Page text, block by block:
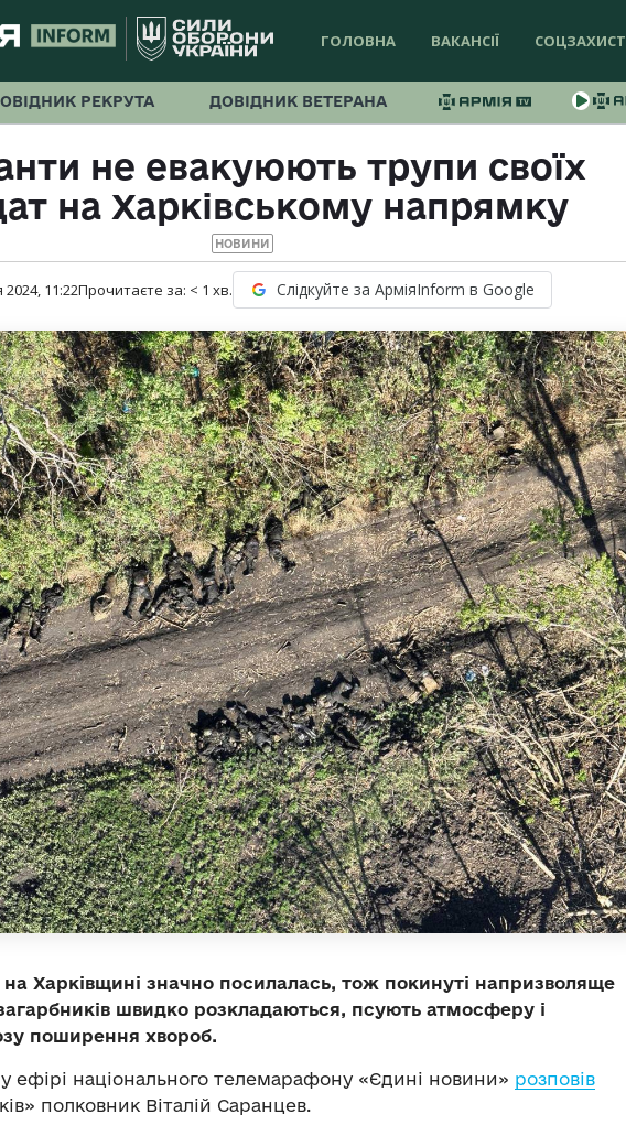
ГОЛОВНА ВАКАНСІЇ СОЦЗАХИСТ
РЕКРУТА ДОВІДНИК ВЕТЕРАНА
не евакуюють трупи своїх
на Харківському напрямку
НОВИНИ
11:22Прочитаєте за: < 1 хв. Слідкуйте за АрміяInform в Google
на Харківщині значно посилалась, тож покинуті напризволяще
швидко розкладаються, псують атмосферу і
поширення хвороб.
ефірі національного телемарафону «Єдині новини» розповів
полковник Віталій Саранцев.